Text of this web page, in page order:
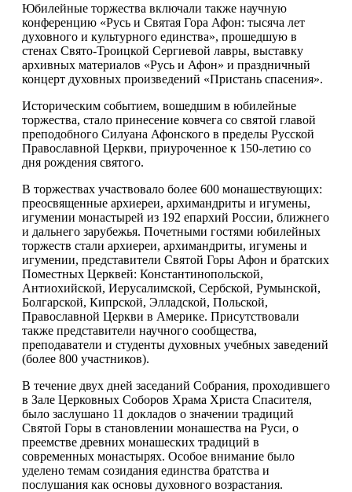
Юбилейные торжества включали также научную
конференцию «Русь и Святая Гора Афон: тысяча лет
духовного и культурного единства», прошедшую в
стенах Свято-Троицкой Сергиевой лавры, выставку
архивных материалов «Русь и Афон» и праздничный
концерт духовных произведений «Пристань спасения».
Историческим событием, вошедшим в юбилейные
торжества, стало принесение ковчега со святой главой
преподобного Силуана Афонского в пределы Русской
Православной Церкви, приуроченное к 150-летию со
дня рождения святого.
В торжествах участвовало более 600 монашествующих:
преосвященные архиереи, архимандриты и игумены,
игумении монастырей из 192 епархий России, ближнего
и дальнего зарубежья. Почетными гостями юбилейных
торжеств стали архиереи, архимандриты, игумены и
игумении, представители Святой Горы Афон и братских
Поместных Церквей: Константинопольской,
Антиохийской, Иерусалимской, Сербской, Румынской,
Болгарской, Кипрской, Элладской, Польской,
Православной Церкви в Америке. Присутствовали
также представители научного сообщества,
преподаватели и студенты духовных учебных заведений
(более 800 участников).
В течение двух дней заседаний Собрания, проходившего
в Зале Церковных Соборов Храма Христа Спасителя,
было заслушано 11 докладов о значении традиций
Святой Горы в становлении монашества на Руси, о
преемстве древних монашеских традиций в
современных монастырях. Особое внимание было
уделено темам созидания единства братства и
послушания как основы духовного возрастания.